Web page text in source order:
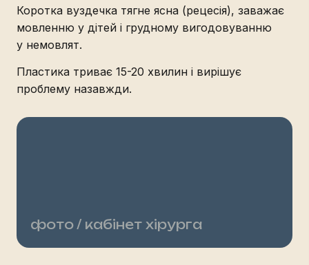
Коротка вуздечка тягне ясна (рецесія), заважає
мовленню у дітей і грудному вигодовуванню
у немовлят.
Пластика триває 15-20 хвилин і вирішує
проблему назавжди.
фото / кабінет хірурга